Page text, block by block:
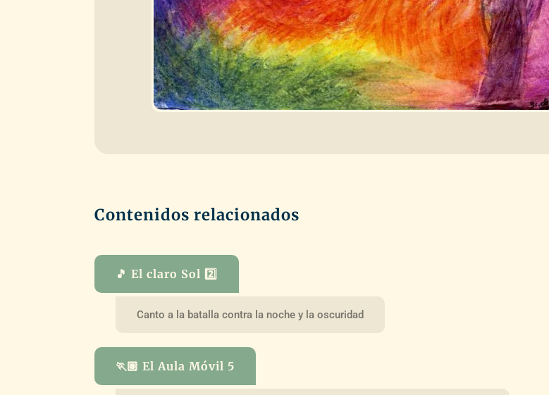
Contenidos relacionados
🎵 El claro Sol 2️⃣
Canto a la batalla contra la noche y la oscuridad
🏃🏽 El Aula Móvil 5